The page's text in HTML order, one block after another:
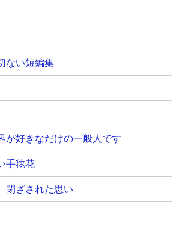
ない短編集
が好きなだけの一般人です
手毬花
閉ざされた思い